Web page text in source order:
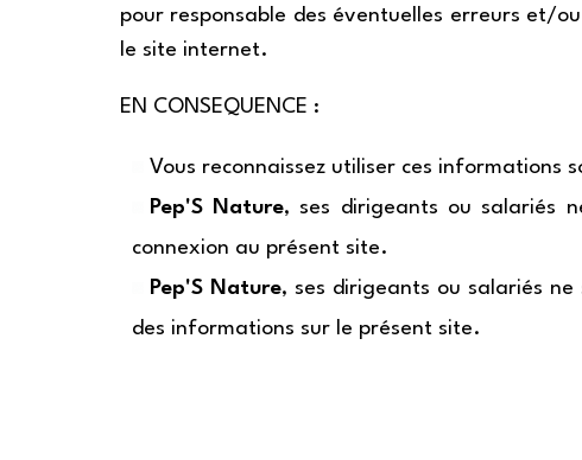
pour responsable des éventuelles erreurs et/
le site internet.
EN CONSEQUENCE :
Vous reconnaissez utiliser ces informations
Pep'S Nature, ses dirigeants ou salariés
connexion au présent site.
Pep'S Nature, ses dirigeants ou salariés
des informations sur le présent site.